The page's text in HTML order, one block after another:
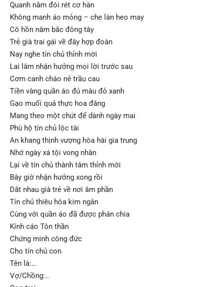
Quanh năm đói rét cơ hàn
Không manh áo mỏng – che làn heo may
Cô hồn năm bắc đông tây
Trẻ già trai gái về đây hợp đoàn
Nay nghe tín chủ thỉnh mời
Lai lâm nhận hưởng mọi lời trước sau
Cơm canh cháo nẻ trầu cau
Tiền vàng quần áo đủ màu đỏ xanh
Gạo muối quả thực hoa đăng
Mang theo một chút để dành ngày mai
Phù hộ tín chủ lộc tài
An khang thịnh vượng hòa hài gia trung
Nhớ ngày xá tội vong nhân
Lại về tín chủ thành tâm thỉnh mời
Bây giờ nhận hưởng xong rồi
Dắt nhau già trẻ về nơi âm phần
Tín chủ thiêu hóa kim ngân
Cùng với quần áo đã được phân chia
Kính cáo Tôn thần
Chứng minh công đức
Cho tín chủ con
Tên là:…
Vợ/Chồng:..